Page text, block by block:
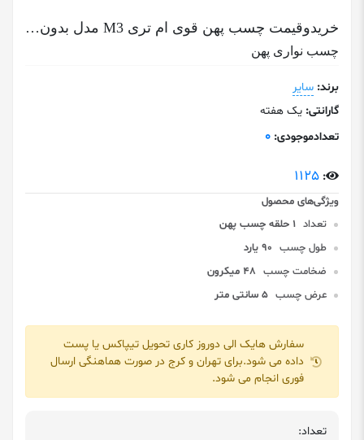
خریدوقیمت چسب پهن قوی ام تری M3 مدل بدون صدا عرض 5 سانتی متر
چسب نواری پهن
برند: سایر
گارانتی: یک هفته
تعدادموجودی: 0
:
1125
تعداد 1 حلقه چسب پهن
طول چسب 90 یارد
ضخامت چسب 48 میکرون
عرض چسب 5 سانتی متر
سفارش هایک الی دوروز کاری تحویل تیپاکس یا پست
داده می شود.برای تهران و کرج در صورت هماهنگی ارسال
فوری انجام می شود.
تعداد: